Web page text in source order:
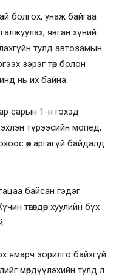
болгох, унаж байгаа
явган хүний
тулд автозамын
зэрэг төр болон
нь их байна.
сарын 1-н гэхэд
эхлэн түрээсийн мопед,
өөр аргагүй байдалд
байсан гэдэг
төгөлдөр хуулийн бүх
ямарч зорилго байхгүй
мөрдүүлэхийн тулд л